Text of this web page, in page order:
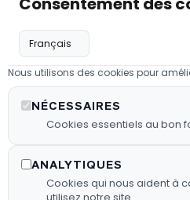
Les
Nous proposons
combustion
Nous utilisons des cookies pour
NÉCESSAIRES
Cookies essentiels au bon
ANALYTIQUES
Cookies qui nous aident à